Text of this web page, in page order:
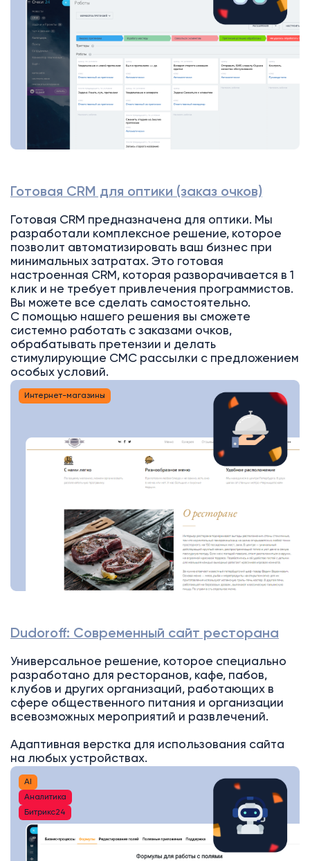
Готовая CRM для оптики (заказ очков)
Готовая CRM предназначена для оптики. Мы
разработали комплексное решение, которое
позволит автоматизировать ваш бизнес при
минимальных затратах. Это готовая
настроенная CRM, которая разворачивается в 1
клик и не требует привлечения программистов.
Вы можете все сделать самостоятельно.
С помощью нашего решения вы сможете
системно работать с заказами очков,
обрабатывать претензии и делать
стимулирующие СМС рассылки с предложением
особых условий.
Интернет-магазины
Dudoroff: Современный сайт ресторана
Универсальное решение, которое специально
разработано для ресторанов, кафе, пабов,
клубов и других организаций, работающих в
сфере общественного питания и организации
всевозможных мероприятий и развлечений.
Адаптивная верстка для использования сайта
на любых устройствах.
AI
Аналитика
Битрикс24